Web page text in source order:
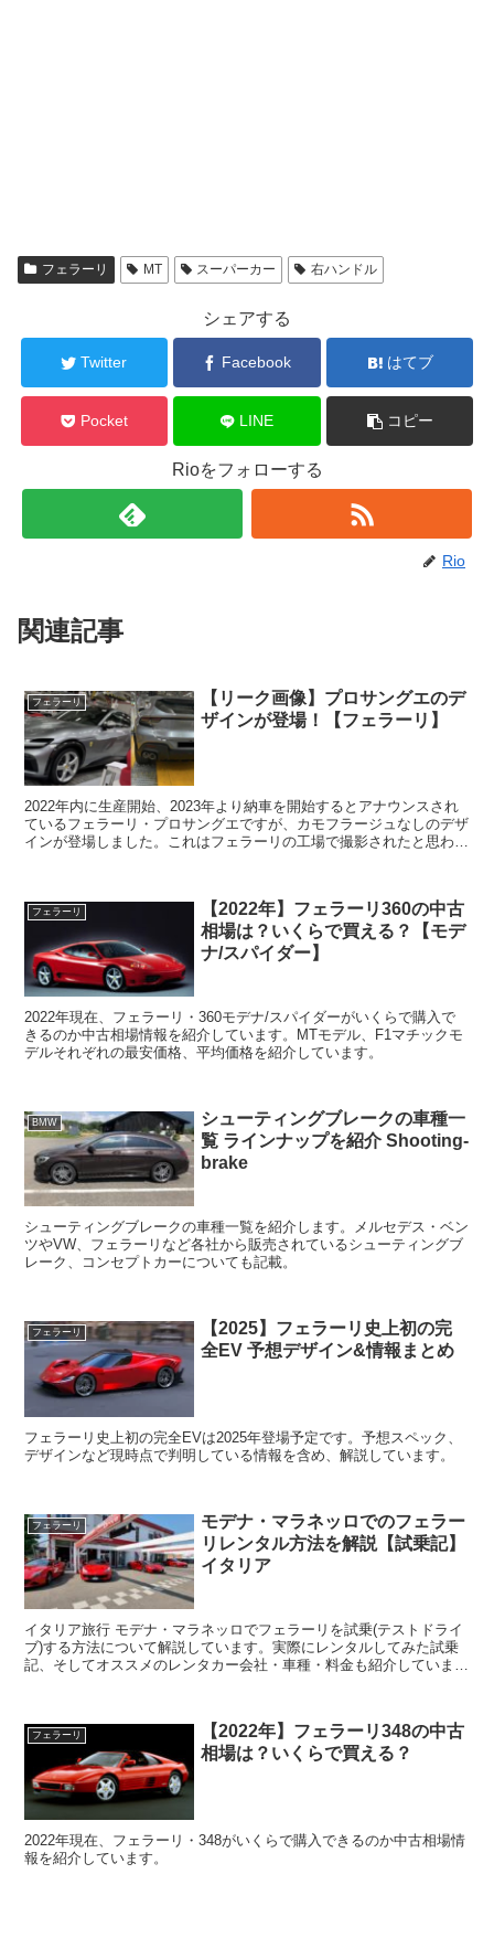
フェラーリ MT スーパーカー 右ハンドル
シェアする
Twitter Facebook はてブ
Pocket LINE コピー
Rioをフォローする
Rio
関連記事
フェラーリ
【リーク画像】プロサングエのデ
ザインが登場！【フェラーリ】
2022年内に生産開始、2023年より納車を開始するとアナウンスされ
ているフェラーリ・プロサングエですが、カモフラージュなしのデザ
インが登場しました。これはフェラーリの工場で撮影されたと思われ
フェラーリ
【2022年】フェラーリ360の中古
相場は？いくらで買える？【モデ
ナ/スパイダー】
2022年現在、フェラーリ・360モデナ/スパイダーがいくらで購入で
きるのか中古相場情報を紹介しています。MTモデル、F1マチックモ
デルそれぞれの最安価格、平均価格を紹介しています。
BMW
シューティングブレークの車種一
覧 ラインナップを紹介 Shooting-
brake
シューティングブレークの車種一覧を紹介します。メルセデス・ベン
ツやVW、フェラーリなど各社から販売されているシューティングブ
レーク、コンセプトカーについても記載。
フェラーリ
【2025】フェラーリ史上初の完
全EV 予想デザイン&情報まとめ
フェラーリ史上初の完全EVは2025年登場予定です。予想スペック、
デザインなど現時点で判明している情報を含め、解説しています。
フェラーリ
モデナ・マラネッロでのフェラー
リレンタル方法を解説【試乗記】
イタリア
イタリア旅行 モデナ・マラネッロでフェラーリを試乗(テストドライ
ブ)する方法について解説しています。実際にレンタルしてみた試乗
記、そしてオススメのレンタカー会社・車種・料金も紹介していま
フェラーリ
【2022年】フェラーリ348の中古
相場は？いくらで買える？
2022年現在、フェラーリ・348がいくらで購入できるのか中古相場情
報を紹介しています。